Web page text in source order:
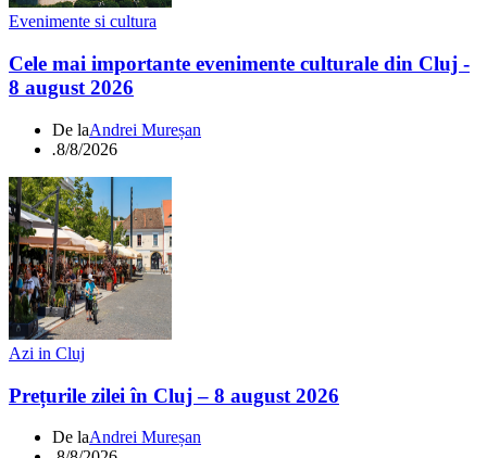
Evenimente si cultura
Cele mai importante evenimente culturale din Cluj -
8 august 2026
De laAndrei Mureșan
.8/8/2026
Azi in Cluj
Prețurile zilei în Cluj – 8 august 2026
De laAndrei Mureșan